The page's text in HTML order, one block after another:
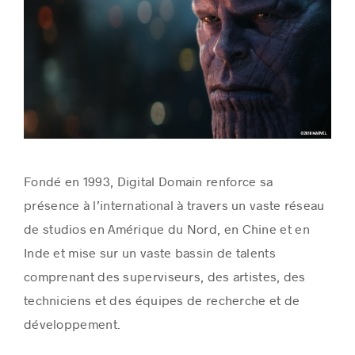
Fondé en 1993, Digital Domain renforce sa
présence à l’international à travers un vaste réseau
de studios en Amérique du Nord, en Chine et en
Inde et mise sur un vaste bassin de talents
comprenant des superviseurs, des artistes, des
techniciens et des équipes de recherche et de
développement.